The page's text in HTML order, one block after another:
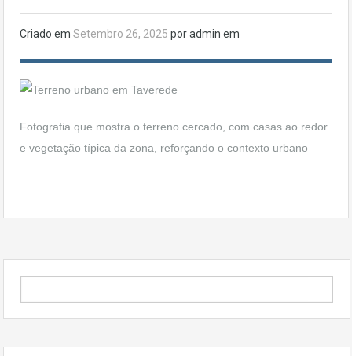
Criado em Setembro 26, 2025 por admin em
Fotografia que mostra o terreno cercado, com casas ao redor
e vegetação típica da zona, reforçando o contexto urbano